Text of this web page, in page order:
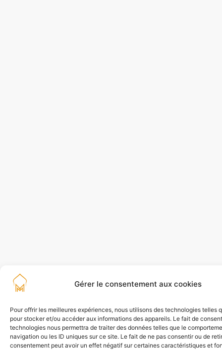
Gérer le consentement aux cookies
Pour offrir les meilleures expériences, nous utilisons des technologies telles
pour stocker et/ou accéder aux informations des appareils. Le fait de
technologies nous permettra de traiter des données telles que le
navigation ou les ID uniques sur ce site. Le fait de ne pas consentir ou de
consentement peut avoir un effet négatif sur certaines caractéristiques et